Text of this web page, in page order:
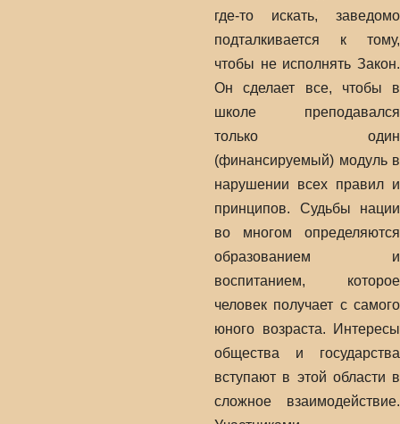
где-то искать, заведомо
подталкивается к тому,
чтобы не исполнять Закон.
Он сделает все, чтобы в
школе преподавался
только один
(финансируемый) модуль в
нарушении всех правил и
принципов. Судьбы нации
во многом определяются
образованием и
воспитанием, которое
человек получает с самого
юного возраста. Интересы
общества и государства
вступают в этой области в
сложное взаимодействие.